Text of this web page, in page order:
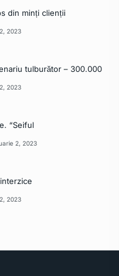
din minți clienții
2023
tulburător – 300.000
2023
“Seiful
2, 2023
2023